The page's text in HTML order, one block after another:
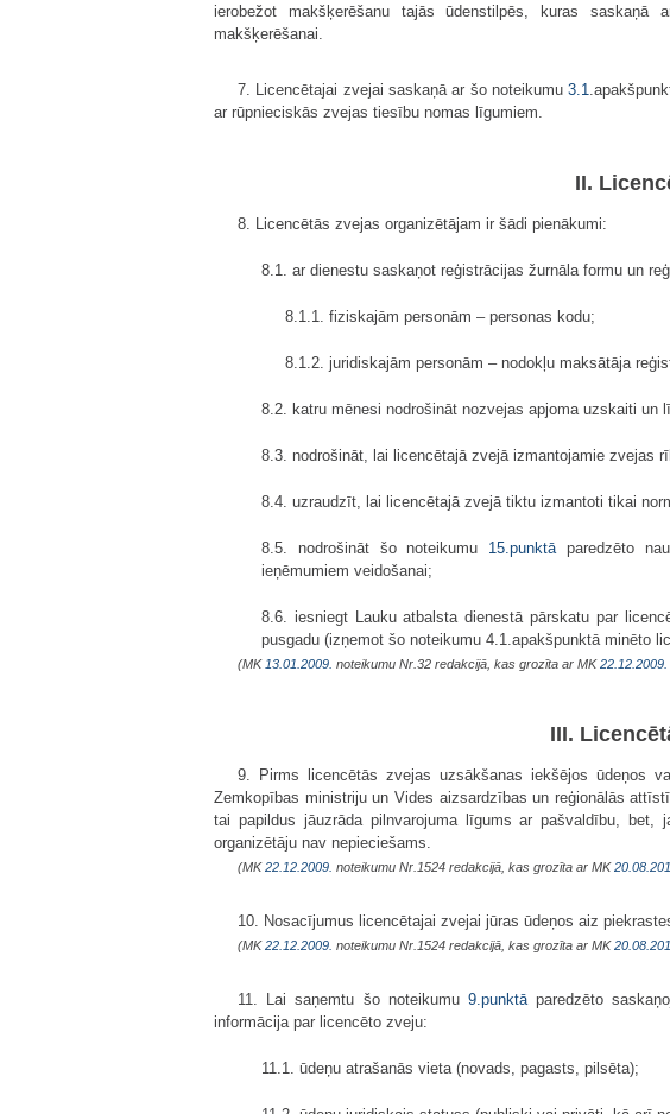
ierobežot makšķerēšanu tajās ūdenstilpēs, kuras saskaņā
makšķerēšanai.
7. Licencētajai zvejai saskaņā ar šo noteikumu3.1
ar rūpnieciskās zvejas tiesību nomas līgumiem.
II.
8. Licencētās zvejas organizētājam ir šādi pienākumi:
8.1. ar dienestu saskaņot reģistrācijas žurnāla formu un
8.1.1. fiziskajām personām – personas kodu;
8.1.2. juridiskajām personām – nodokļu maksātāja
8.2. katru mēnesi nodrošināt nozvejas apjoma uzskaiti
8.3. nodrošināt, lai licencētajā zvejā izmantojamie zvejas
8.4. uzraudzīt, lai licencētajā zvejā tiktu izmantoti tikai
8.5. nodrošināt šo noteikumu 15.punktāparedzēto
ieņēmumiem veidošanai;
8.6. iesniegt Lauku atbalsta dienestā pārskatu par
pusgadu (izņemot šo noteikumu 4.1.apakšpunktā minēto
(MK 13.01.2009. noteikumu Nr.32 redakcijā, kas grozīta ar MK22.12.2009.
III.
9. Pirms licencētās zvejas uzsākšanas iekšējos ūdeņos
Zemkopības ministriju un Vides aizsardzības un reģionālās
tai papildus jāuzrāda pilnvarojuma līgums ar pašvaldību,
organizētāju nav nepieciešams.
(MK22.12.2009. noteikumu Nr.1524 redakcijā, kas grozīta ar MK
10. Nosacījumus licencētajai zvejai jūras ūdeņos aiz
(MK22.12.2009. noteikumu Nr.1524 redakcijā, kas grozīta ar MK
11. Lai saņemtu šo noteikumu 9.punktāparedzēto
informācija par licencēto zveju:
11.1. ūdeņu atrašanās vieta (novads, pagasts, pilsēta);